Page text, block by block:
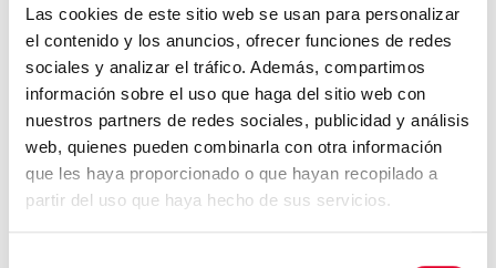
Las cookies de este sitio web se usan para personalizar
el contenido y los anuncios, ofrecer funciones de redes
sociales y analizar el tráfico. Además, compartimos
información sobre el uso que haga del sitio web con
nuestros partners de redes sociales, publicidad y análisis
web, quienes pueden combinarla con otra información
que les haya proporcionado o que hayan recopilado a
partir del uso que haya hecho de sus servicios.
según nuestras circunstancias.
8 de cada 10 personas siguen
comprando en vending ...